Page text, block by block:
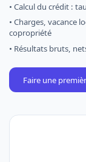
• Calcul du crédit :
• Charges, vacance
copropriété
• Résultats bruts,
Faire une